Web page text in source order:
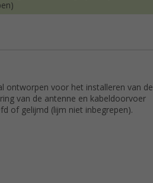
ontworpen voor het installeren van de
van de antenne en kabeldoorvoer
of gelijmd (lijm niet inbegrepen).